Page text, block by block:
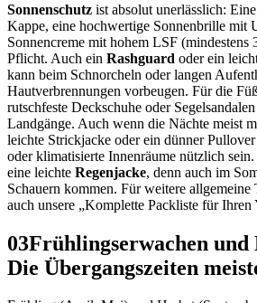
Sonnenschutz ist absolut unerlässlich:
Kappe, eine hochwertige Sonnenbrille mit
Sonnencreme mit hohem LSF (mindestens
Pflicht. Auch ein Rashguard oder ein
kann beim Schnorcheln oder langen
Hautverbrennungen vorbeugen. Für die
rutschfeste Deckschuhe oder
Landgänge. Auch wenn die Nächte meist
leichte Strickjacke oder ein dünner
oder klimatisierte Innenräume nützlich
eine leichte Regenjacke, denn auch im
Schauern kommen. Für weitere allgemeine
auch unsere „Komplette Packliste für Ihren
03Frühlingserwachen und
Die Übergangszeiten